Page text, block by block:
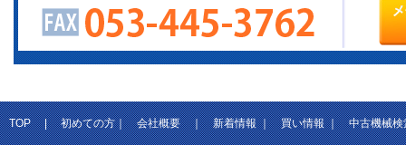
TOP|初めての方｜会社概要｜新着情報｜買い情報｜中古機械検